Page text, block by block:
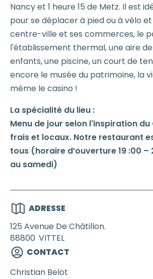
Nancy et 1 heure 15 de Metz. Il est
pour se déplacer à pied ou à vélo
centre-ville et ses commerces, le
l'établissement thermal, une aire
enfants, une piscine, un court de
encore le musée du patrimoine, la
même le casino !
La spécialité du lieu :
Menu de jour selon l'inspiration
frais et locaux. Notre restaurant
tous (horaire d’ouverture 19 :00 –
au samedi)
ADRESSE
125 Avenue De Châtillon.
88800 VITTEL
CONTACT
Christian Belot